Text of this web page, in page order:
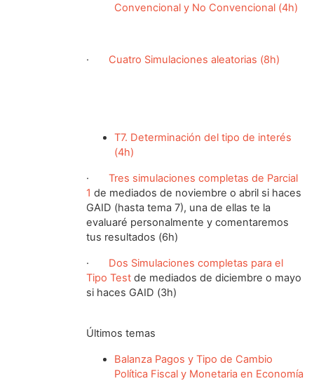
Convencional y No Convencional (4h)
· Cuatro Simulaciones aleatorias (8h)
T7. Determinación del tipo de interés
(4h)
· Tres simulaciones completas de Parcial
1 de mediados de noviembre o abril si haces
GAID (hasta tema 7), una de ellas te la
evaluaré personalmente y comentaremos
tus resultados (6h)
· Dos Simulaciones completas para el
Tipo Test de mediados de diciembre o mayo
si haces GAID (3h)
Últimos temas
Balanza Pagos y Tipo de Cambio
Política Fiscal y Monetaria en Economía